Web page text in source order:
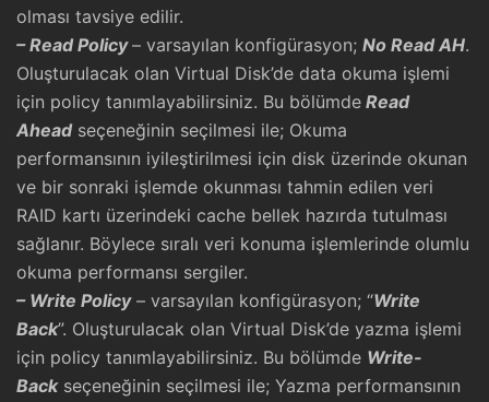
olması tavsiye edilir.
– Read Policy – varsayılan konfigürasyon; No Read AH.
Oluşturulacak olan Virtual Disk’de data okuma işlemi
için policy tanımlayabilirsiniz. Bu bölümde Read
Ahead seçeneğinin seçilmesi ile; Okuma
performansının iyileştirilmesi için disk üzerinde okunan
ve bir sonraki işlemde okunması tahmin edilen veri
RAID kartı üzerindeki cache bellek hazırda tutulması
sağlanır. Böylece sıralı veri konuma işlemlerinde olumlu
okuma performansı sergiler.
– Write Policy– varsayılan konfigürasyon; “Write
Back”. Oluşturulacak olan Virtual Disk’de yazma işlemi
için policy tanımlayabilirsiniz. Bu bölümde Write-
Backseçeneğinin seçilmesi ile; Yazma performansının